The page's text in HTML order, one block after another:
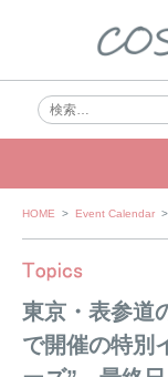
Skip
HOME > Event Calendar >
東京・表参道
で開催の特別